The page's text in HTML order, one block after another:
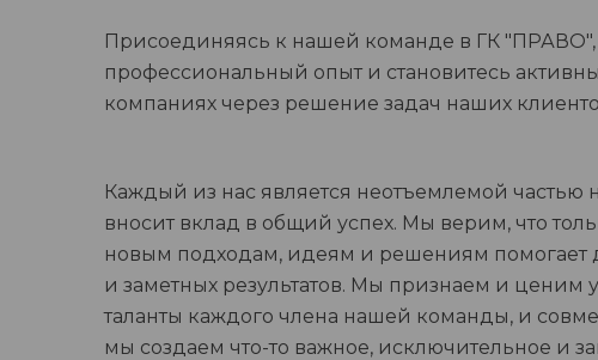
Присоединяясь к нашей команде в ГК "ПРАВО",
профессиональный опыт и становитесь
компаниях через решение задач наших
Каждый из нас является неотъемлемой
вносит вклад в общий успех. Мы верим, что
новым подходам, идеям и решениям помогает
и заметных результатов. Мы признаем и ценим
таланты каждого члена нашей команды, и
мы создаем что-то важное, исключительное и